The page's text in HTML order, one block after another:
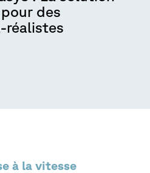
des
réalistes
à la vitesse